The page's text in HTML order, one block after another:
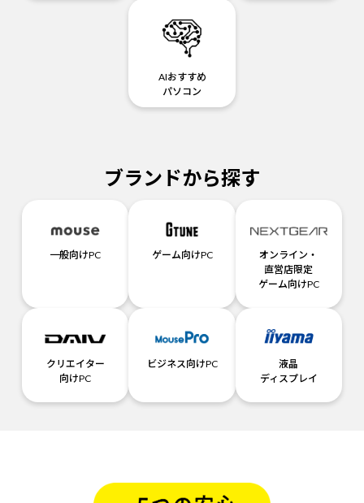
AIおすすめ
パソコン
ブランドから探す
一般向けPC ゲーム向けPC
オンライン・
直営店限定
ゲーム向けPC
クリエイター
向けPC
ビジネス向けPC
液晶
ディスプレイ